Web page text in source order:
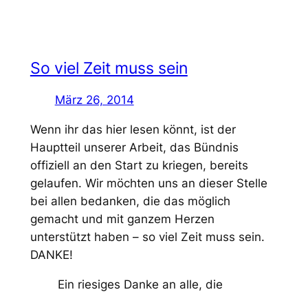
So viel Zeit muss sein
März 26, 2014
Wenn ihr das hier lesen könnt, ist der
Hauptteil unserer Arbeit, das Bündnis
offiziell an den Start zu kriegen, bereits
gelaufen. Wir möchten uns an dieser Stelle
bei allen bedanken, die das möglich
gemacht und mit ganzem Herzen
unterstützt haben – so viel Zeit muss sein.
DANKE!
Ein riesiges Danke an alle, die